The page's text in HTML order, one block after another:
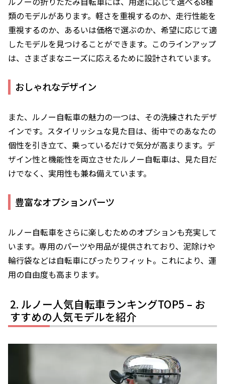
類のモデルがあります。軽さを重視するのか、走行性能を
重視するのか、あるいは価格で選ぶのか、希望に応じて適
したモデルを見つけることができます。このラインアップ
は、さまざまなニーズに応えるために設計されています。
おしゃれなデザイン
また、ルノー自転車の魅力の一つは、その洗練されたデザ
インです。スタイリッシュな見た目は、街中でのあなたの
個性を引き立て、乗っているだけで気分が高まります。デ
ザイン性と機能性を両立させたルノー自転車は、見た目だ
けでなく、実用性も兼ね備えています。
豊富なオプションパーツ
ルノー自転車をさらに楽しむためのオプションも充実して
います。専用のパーツや用品が提供されており、泥除けや
輪行袋などは自転車にぴったりフィット。これにより、運
用の自由度も高まります。
ルノー人気自転車ランキングTOP5 – お
すすめの人気モデルを紹介